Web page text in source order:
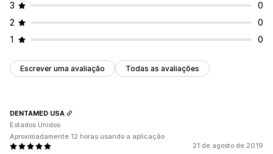
3
0
2
0
1
0
Escrever uma avaliação Todas as avaliações
21 de agosto de 2019
DENTAMED USA
Estados Unidos
Aproximadamente 12 horas usando a aplicação